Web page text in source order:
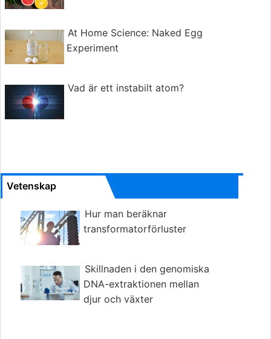
At Home Science: Naked Egg
Experiment
Vad är ett instabilt atom?
Vetenskap
Hur man beräknar
transformatorförluster
Skillnaden i den genomiska
DNA-extraktionen mellan
djur och växter